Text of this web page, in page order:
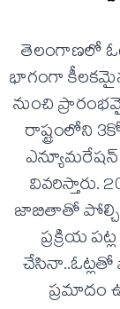
తెలంగాణలో
భాగంగా కీలకమైన
నుంచి
రాష్ట్రంలోని
వివరిస్తారు.
జాబితాతో పోల్చి
ప్రక్రియ
ప్రమాదం